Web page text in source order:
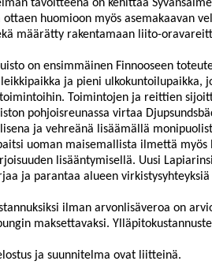
tavoitteena on kehittää
ottaen huomioon myösasemakaavan
määrätty rakentamaan liito-
on ensimmäinen Finnooseen
ja pieni ulkokuntoilupaikka,
Toimintojen ja reittien
pohjoisreunassa virtaa Dju
ja vehreänä lisäämällä
uoman maisemallista ilmettä
lisääntymisellä. Uusi
ja parantaa alueen
ilman arvonlisäveroa on a
maksettavaksi.
ja suunnitelma ovat liitteinä.